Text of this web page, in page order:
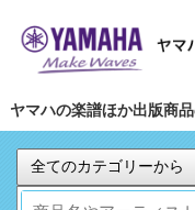
ヤマハの楽譜ほか出版商